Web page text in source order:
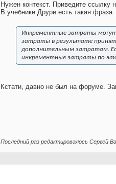
Нужен контекст. Приведите ссылку
В учебнике Друри есть такая фраза
Инкрементные затраты могут
затраты в результате
дополнительным затратам.
инкрементные затраты по
Кстати, давно не был на форуме.
Последний раз редактировалось Сергей